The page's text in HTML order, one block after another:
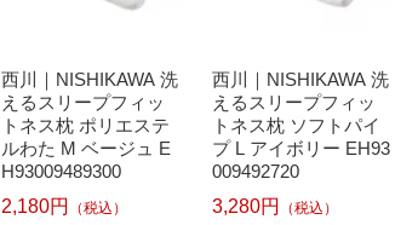
西川｜NISHIKAWA 洗
えるスリープフィッ
トネス枕 ポリエステ
ルわた M ベージュ E
H93009489300
2,180円
（税込）
西川｜NISHIKAWA 洗
えるスリープフィッ
トネス枕 ソフトパイ
プ L アイボリー EH93
009492720
3,280円
（税込）